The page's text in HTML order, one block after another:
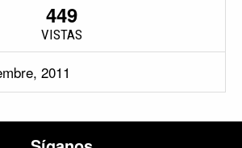
449
VISTAS
2011